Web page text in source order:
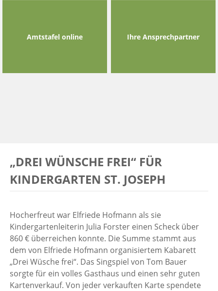
Amtstafel online Ihre Ansprechpartner
„DREI WÜNSCHE FREI“ FÜR
KINDERGARTEN ST. JOSEPH
Hocherfreut war Elfriede Hofmann als sie
Kindergartenleiterin Julia Forster einen Scheck über
860 € überreichen konnte. Die Summe stammt aus
dem von Elfriede Hofmann organisiertem Kabarett
„Drei Wüsche frei“. Das Singspiel von Tom Bauer
sorgte für ein volles Gasthaus und einen sehr guten
Kartenverkauf. Von jeder verkauften Karte spendete